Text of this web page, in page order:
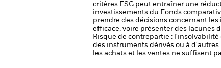
critères ESG peut entraîner une
investissements du Fonds
prendre des décisions concernant
efficace, voire présenter des lacunes
Risque de contrepartie :
des instruments dérivés ou à
les achats et les ventes ne suffisent